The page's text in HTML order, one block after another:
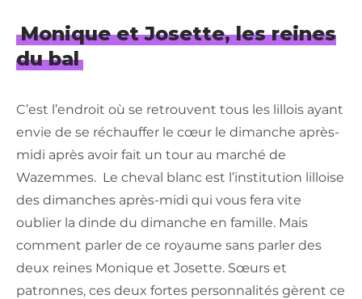
Monique et Josette, les reines
du bal
C’est l’endroit où se retrouvent tous les lillois ayant
envie de se réchauffer le cœur le dimanche après-
midi après avoir fait un tour au marché de
Wazemmes. Le cheval blanc est l’institution lilloise
des dimanches après-midi qui vous fera vite
oublier la dinde du dimanche en famille. Mais
comment parler de ce royaume sans parler des
deux reines Monique et Josette. Sœurs et
patronnes, ces deux fortes personnalités gèrent ce